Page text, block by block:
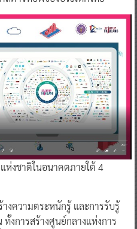
ห่งชาติในอนาคตภายใต้ 4
งความตระหนักรู้ และการรับรู้
งการสร้างศูนย์กลางแห่งการ